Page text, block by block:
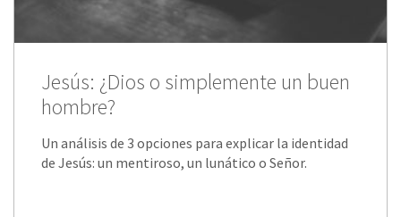
Jesús: ¿Dios o simplemente un buen
hombre?
Un análisis de 3 opciones para explicar la identidad
de Jesús: un mentiroso, un lunático o Señor.